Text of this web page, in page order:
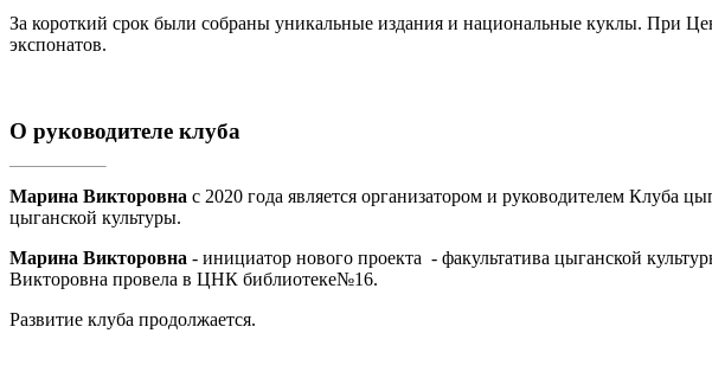
За короткий срок были собраны уникальные издания и национальные куклы. При
экспонатов.
О руководителе клуба
Марина Викторовна с 2020 года является организатором и руководителем Клуба
цыганской культуры.
Марина Викторовна - инициатор нового проекта - факультатива цыганской
Викторовна провела в ЦНК библиотеке№16.
Развитие клуба продолжается.